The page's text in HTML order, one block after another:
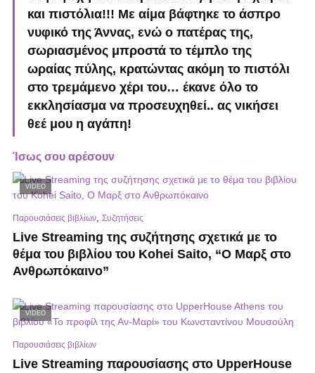
και πιστόλια!!! Με αίμα βάφτηκε το άσπρο
νυφικό της Άννας, ενώ ο πατέρας της,
σωριασμένος μπροστά το τέμπλο της
ωραίας πύλης, κρατώντας ακόμη το πιστόλι
στο τρεμάμενο χέρι του… έκανε όλο το
εκκλησίασμα να προσευχηθεί.. ας νικήσει
θεέ μου η αγάπη!
Ίσως σου αρέσουν
VIDEO
Παρουσιάσεις βιβλίων Συζητήσεις
Live Streaming της συζήτησης σχετικά με το
θέμα του βιβλίου του Kohei Saito, “Ο Μαρξ στο
Ανθρωπόκαινο”
VIDEO
Παρουσιάσεις βιβλίων
Live Streaming παρουσίασης στο UpperHouse